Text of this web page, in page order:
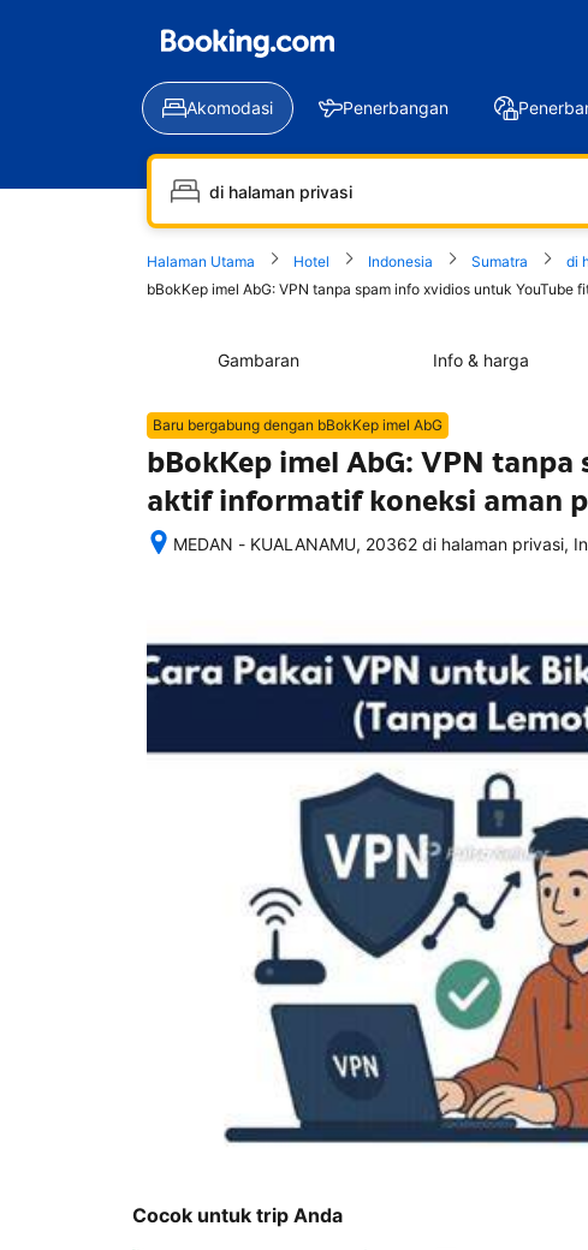
Akomodasi Penerbangan
Halaman Utama Hotel Indonesia Sumatra
di
bBokKep imel AbG: VPN tanpa spam info xvidios untuk
Gambaran Info & harga
Baru bergabung dengan bBokKep imel AbG
bBokKep imel AbG: VPN
aktif informatif koneksi aman
MEDAN - KUALANAMU, 20362 di halaman privasi,
rincian
akomodasi
termasuk
dan
pemesanan
Cocok untuk trip Anda